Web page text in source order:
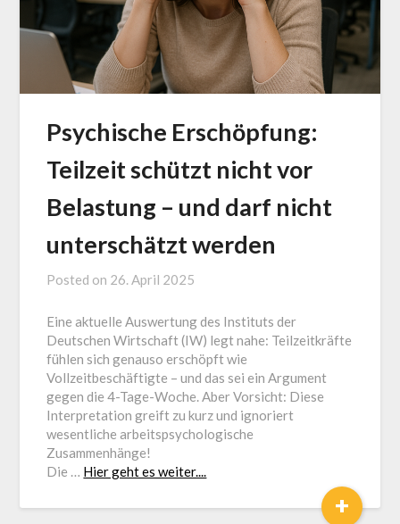
Psychische Erschöpfung:
Teilzeit schützt nicht vor
Belastung – und darf nicht
unterschätzt werden
Posted on 26. April 2025
Loga
Eine aktuelle Auswertung des Instituts der
Deutschen Wirtschaft (IW) legt nahe: Teilzeitkräfte
fühlen sich genauso erschöpft wie
Vollzeitbeschäftigte – und das sei ein Argument
gegen die 4-Tage-Woche. Aber Vorsicht: Diese
Interpretation greift zu kurz und ignoriert
wesentliche arbeitspsychologische
Zusammenhänge!
Die … Hier geht es weiter....
+